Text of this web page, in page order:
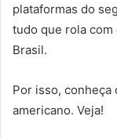
plataformas do
tudo que rola
Brasil.
Por isso,
americano. Veja!